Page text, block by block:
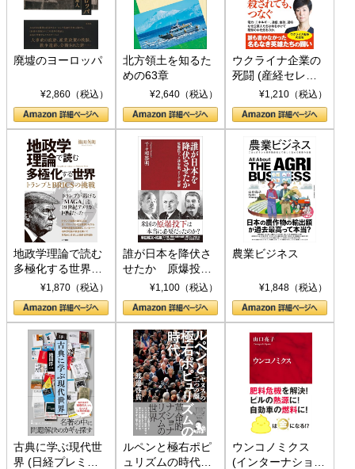
廃墟のヨーロッパ
¥2,860（税込）
北方領土を知るた
めの63章
¥2,640（税込）
ウクライナ企業の
死闘 (産経セレク
ト S 039)¥1,210（税込）
地政学理論で読む
多極化する世界：
トランプとBRICS
の挑戦
¥1,870（税込）
誰が日本を降伏さ
せたか 原爆投
下、ソ連参戦、そ
して聖断 (PHP新
書)
¥1,100（税込）
農業ビジネス
¥1,848（税込）
古典に学ぶ現代世
界 (日経プレミア
ルペンと極右ポピ
ュリズムの時代：
ウンコノミクス
(インターナショナ